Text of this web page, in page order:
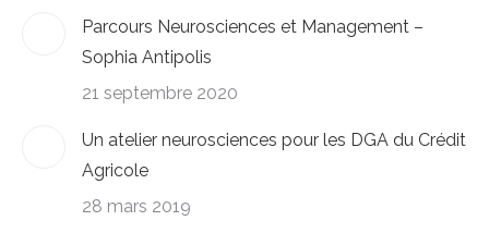
Parcours Neurosciences et Management –
Sophia Antipolis
21 septembre 2020
Un atelier neurosciences pour les DGA du Crédit
Agricole
28 mars 2019